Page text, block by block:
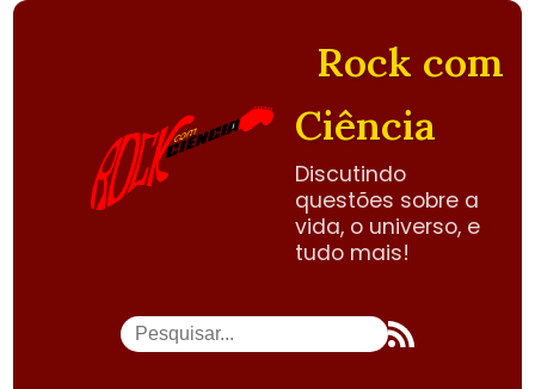
Rock com
Ciência
Discutindo
questões sobre a
vida, o universo, e
tudo mais!